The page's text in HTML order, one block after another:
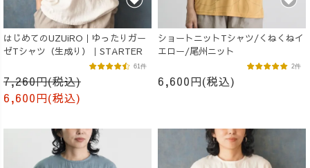
はじめてのUZUiRO｜ゆったりガー
ゼTシャツ（生成り）｜STARTER
7,260円(税込)
6,600円(税込)
61件
ショートニットTシャツ/くねくねイ
エロー/尾州ニット
6,600円(税込)
2件